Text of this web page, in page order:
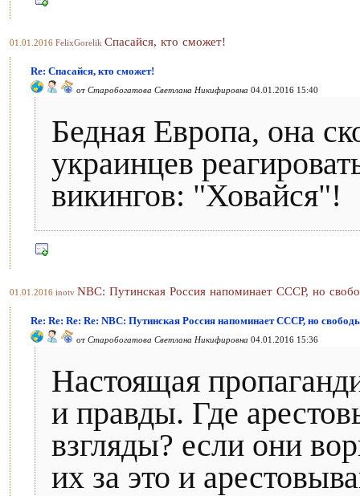
01.01.2016 FelixGorelik Спасайся, кто сможет!
Re: Спасайся, кто сможет!
от Старобогатова Светлана Никифировна 04.01.2016 15:40
Бедная Европа, она
украинцев
викингов: "Ховайся"!
01.01.2016 inotv NBC: Путинская Россия напоминает СССР, но
Re: Re: Re: Re: NBC: Путинская Россия напоминает СССР, но
от Старобогатова Светлана Никифировна 04.01.2016 15:36
Настоящая
и правды. Где
взгляды? если они
их за это и